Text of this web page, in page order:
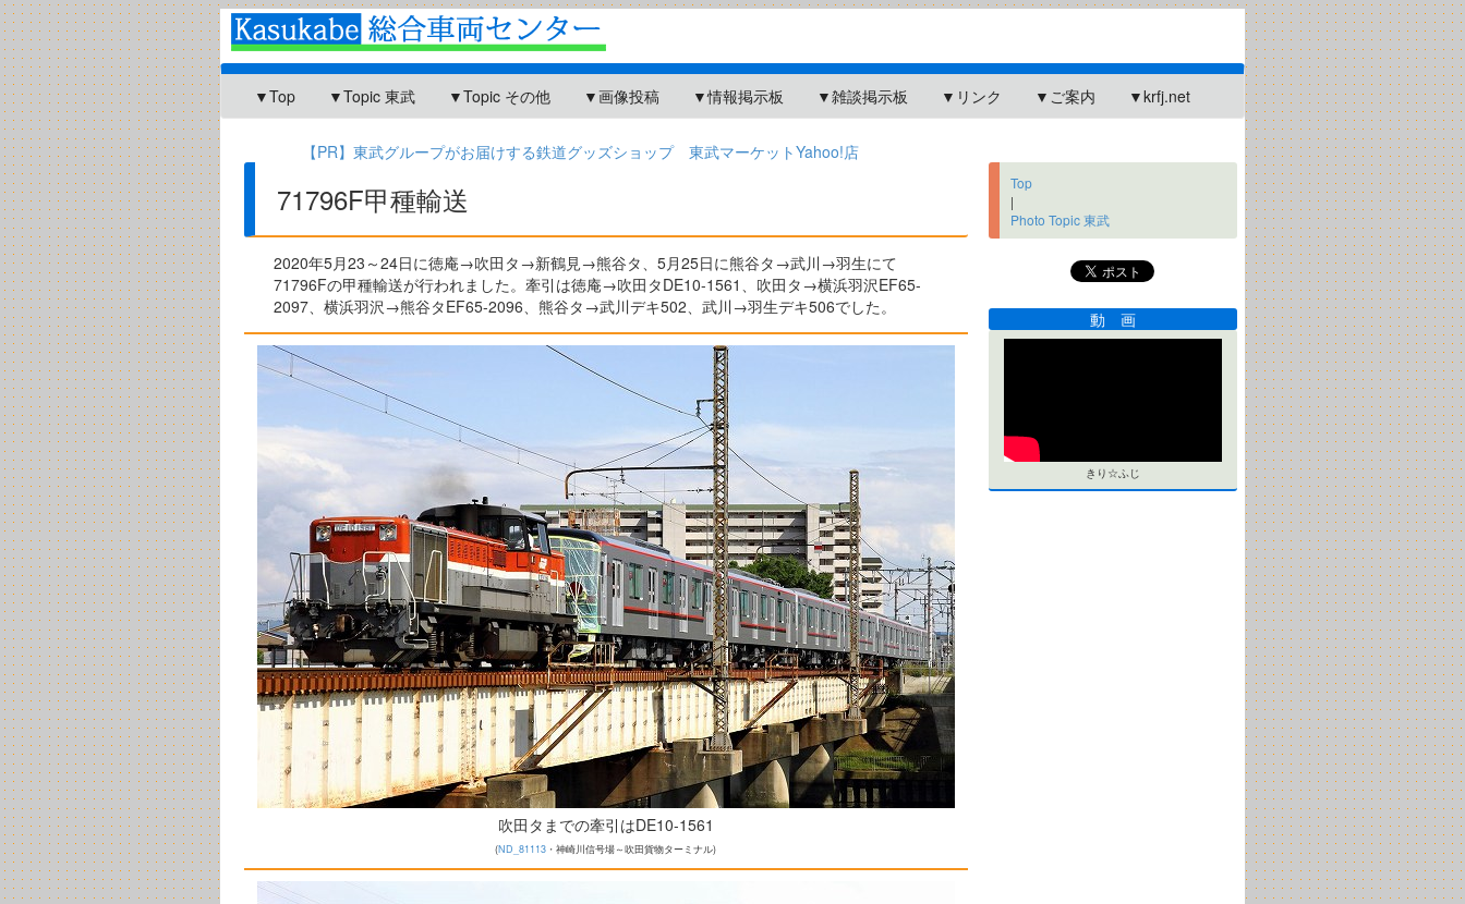
▼Top ▼Topic 東武 ▼Topic その他 ▼画像投稿 ▼情報掲示板 ▼雑談掲示板 ▼リンク ▼ご案内 ▼krfj.net
【PR】東武グループがお届けする鉄道グッズショップ 東武マーケットYahoo!店
71796F甲種輸送
2020年5月23～24日に徳庵→吹田タ→新鶴見→熊谷タ、5月25日に熊谷タ→武川→羽生にて
71796Fの甲種輸送が行われました。牽引は徳庵→吹田タDE10-1561、吹田タ→横浜羽沢EF65-
2097、横浜羽沢→熊谷タEF65-2096、熊谷タ→武川デキ502、武川→羽生デキ506でした。
吹田タまでの牽引はDE10-1561
(ND_81113 ・神崎川信号場～吹田貨物ターミナル)
Top
|
Photo Topic 東武
動 画
きり☆ふじ